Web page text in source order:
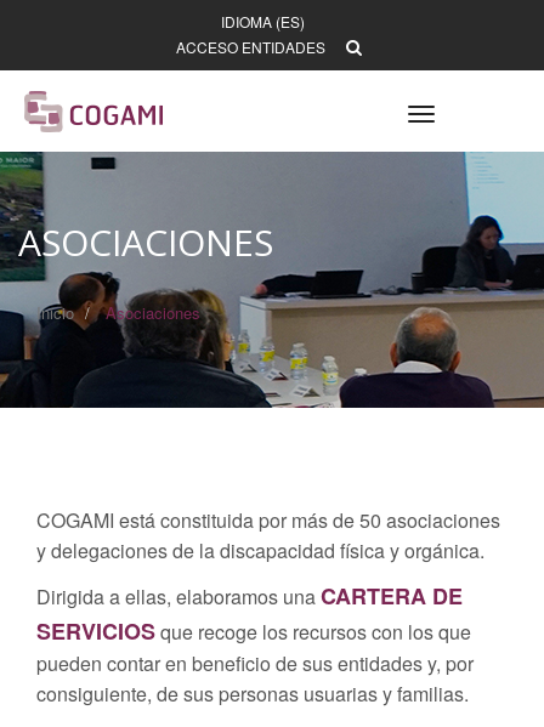
IDIOMA (ES)
ACCESO ENTIDADES
Toggle
navigation
ASOCIACIONES
Inicio Asociaciones
COGAMI está constituida por más de 50 asociaciones
y delegaciones de la discapacidad física y orgánica.
Dirigida a ellas, elaboramos unaCARTERA DE
SERVICIOSque recoge los recursos con los que
pueden contar en beneficio de sus entidades y, por
consiguiente, de sus personas usuarias y familias.